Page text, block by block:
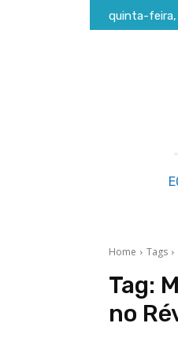
quinta-
Home Tags
Tag:
no